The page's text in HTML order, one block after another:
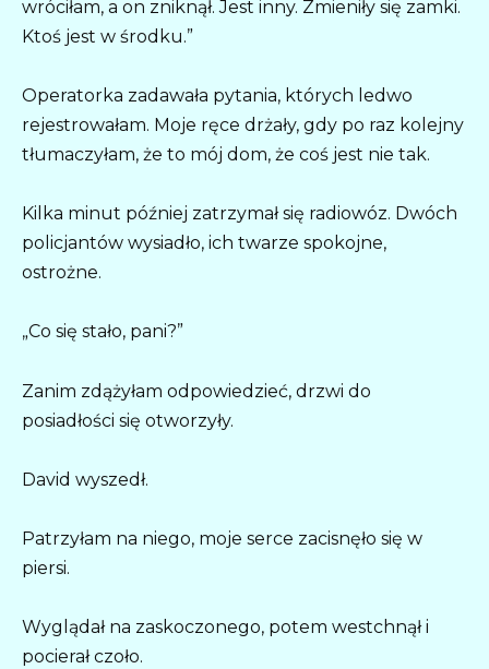
wróciłam, a on zniknął. Jest inny. Zmieniły się zamki.
Ktoś jest w środku.”
Operatorka zadawała pytania, których ledwo
rejestrowałam. Moje ręce drżały, gdy po raz kolejny
tłumaczyłam, że to mój dom, że coś jest nie tak.
Kilka minut później zatrzymał się radiowóz. Dwóch
policjantów wysiadło, ich twarze spokojne,
ostrożne.
„Co się stało, pani?”
Zanim zdążyłam odpowiedzieć, drzwi do
posiadłości się otworzyły.
David wyszedł.
Patrzyłam na niego, moje serce zacisnęło się w
piersi.
Wyglądał na zaskoczonego, potem westchnął i
pocierał czoło.